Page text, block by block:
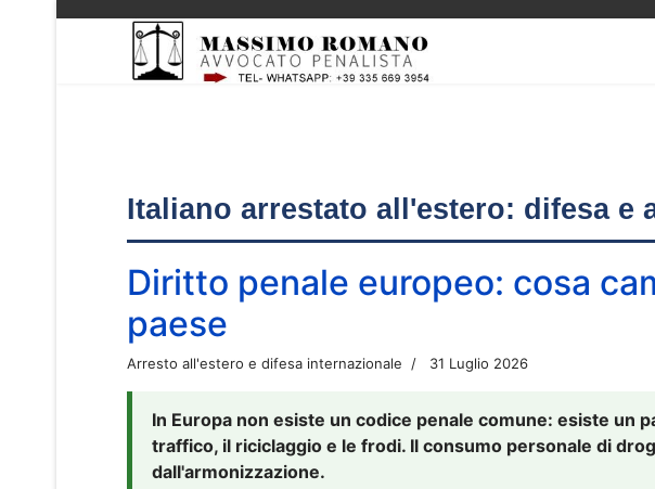
Italiano arrestato all'estero: difesa e
Diritto penale europeo: cosa
paese
Arresto all'estero e difesa internazionale 31 Luglio 2026
In Europa non esiste un codice penale comune: esiste un
traffico, il riciclaggio e le frodi. Il consumo personale di
dall'armonizzazione.